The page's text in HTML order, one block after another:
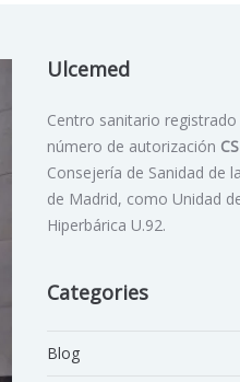
Ulcemed
Centro sanitario registrado
número de autorización
Consejería de Sanidad de
de Madrid, como Unidad
Hiperbárica U.92.
Categories
Blog